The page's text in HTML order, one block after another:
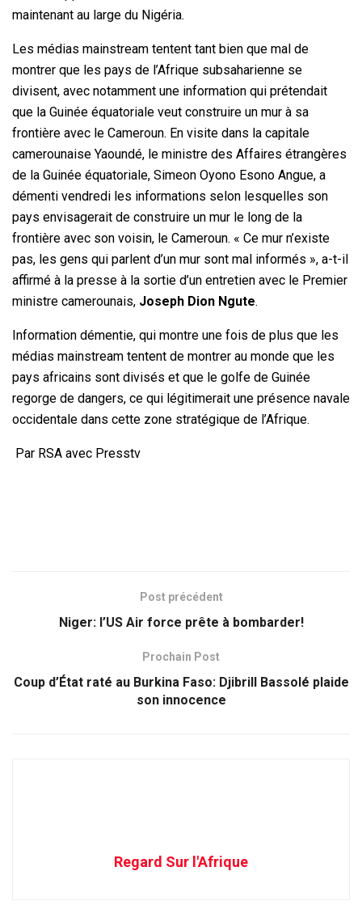
maintenant au large du Nigéria.
Les médias mainstream tentent tant bien que mal de
montrer que les pays de l’Afrique subsaharienne se
divisent, avec notamment une information qui prétendait
que la Guinée équatoriale veut construire un mur à sa
frontière avec le Cameroun. En visite dans la capitale
camerounaise Yaoundé, le ministre des Affaires étrangères
de la Guinée équatoriale, Simeon Oyono Esono Angue, a
démenti vendredi les informations selon lesquelles son
pays envisagerait de construire un mur le long de la
frontière avec son voisin, le Cameroun. « Ce mur n’existe
pas, les gens qui parlent d’un mur sont mal informés », a-t-il
affirmé à la presse à la sortie d’un entretien avec le Premier
ministre camerounais, Joseph Dion Ngute.
Information démentie, qui montre une fois de plus que les
médias mainstream tentent de montrer au monde que les
pays africains sont divisés et que le golfe de Guinée
regorge de dangers, ce qui légitimerait une présence navale
occidentale dans cette zone stratégique de l’Afrique.
Par RSA avec Presstv
Post précédent
Niger: l’US Air force prête à bombarder!
Prochain Post
Coup d’État raté au Burkina Faso: Djibrill Bassolé plaide
son innocence
Regard Sur l'Afrique